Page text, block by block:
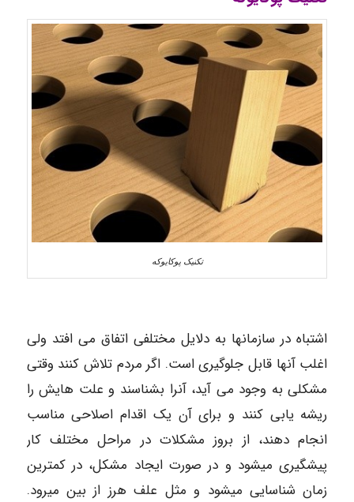
تکنیک پوکایوکه
اشتباه در سازمان­ها به دلایل مختلفی اتفاق می افتد ولی
اغلب آنها قابل جلوگیری است. اگر مردم تلاش کنند وقتی
مشکلی به ­وجود می ­آید، آن­را بشناسند و علت­ هایش را
ریشه یابی کنند و برای آن یک اقدام اصلاحی مناسب
انجام دهند، از بروز مشکلات در مراحل مختلف کار
پیشگیری می­شود و در صورت ایجاد مشکل، در کمترین
زمان شناسایی می­شود و مثل علف هرز از بین می­رود.